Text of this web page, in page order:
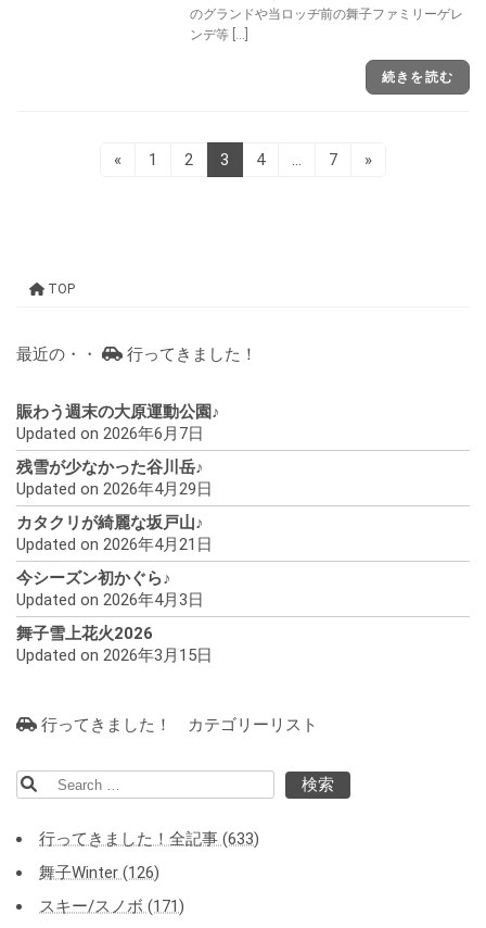
のグランドや当ロッヂ前の舞子ファミリーゲレ
ンデ等 […]
続きを読む
ー
ョ
ン
«
固1
固
2
固
定
3
固
4 …
固
7 »
TOP
最近の・・ 行ってきました！
賑わう週末の大原運動公園♪
Updated on 2026年6月7日
残雪が少なかった谷川岳♪
Updated on 2026年4月29日
カタクリが綺麗な坂戸山♪
Updated on 2026年4月21日
今シーズン初かぐら♪
Updated on 2026年4月3日
舞子雪上花火2026
Updated on 2026年3月15日
行ってきました！ カテゴリーリスト
索:
行ってきました！全記事 (633)
舞子Winter (126)
スキー/スノボ (171)